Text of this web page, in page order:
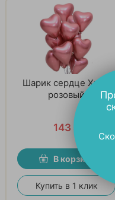
Шарик сердце Хром
розовый
143 ₽
В корзину
Купить в 1 клик